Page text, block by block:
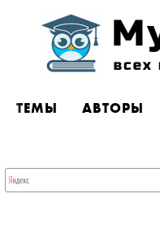
ТЕМЫ АВТОРЫ